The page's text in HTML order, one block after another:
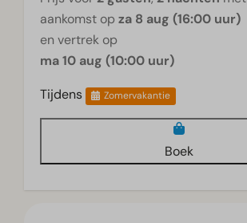
aankomst op za 8 aug (16:00 uur)
en vertrek op
ma 10 aug (10:00 uur)
Tijdens
Zomervakantie
Boek